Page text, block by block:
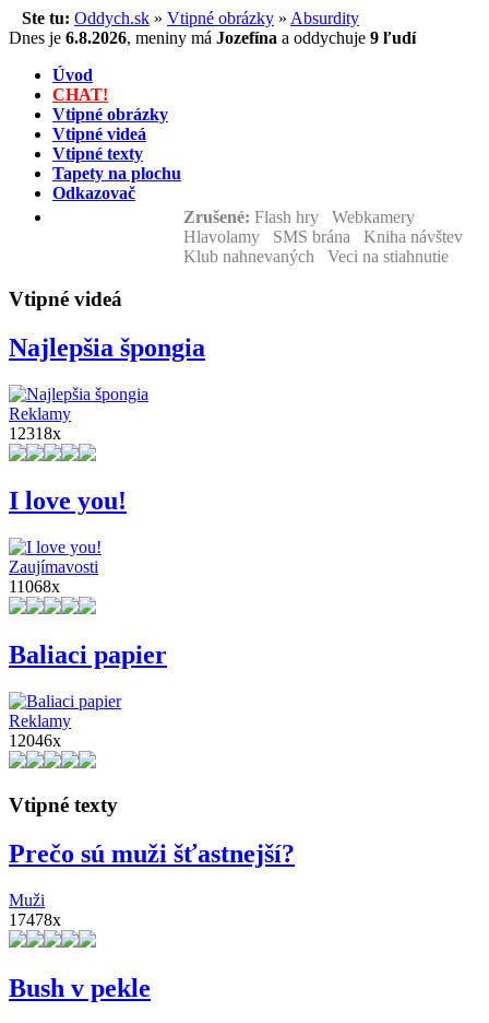
Ste tu: Oddych.sk » Vtipné obrázky » Absurdity
Dnes je 6.8.2026, meniny má Jozefína a oddychuje 9 ľudí
Úvod
CHAT!
Vtipné obrázky
Vtipné videá
Vtipné texty
Tapety na plochu
Odkazovač
Zrušené: Flash hry Webkamery
Hlavolamy SMS brána Kniha návštev
Klub nahnevaných Veci na stiahnutie
Vtipné videá
Najlepšia špongia
Reklamy
12318x
I love you!
Zaujímavosti
11068x
Baliaci papier
Reklamy
12046x
Vtipné texty
Prečo sú muži šťastnejší?
Muži
17478x
Bush v pekle